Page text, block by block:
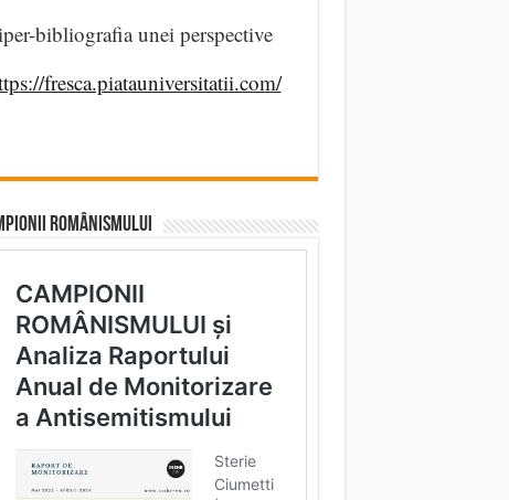
bibliografia unei perspective
fresca.piatauniversitatii.com/
ROMÂNISMULUI